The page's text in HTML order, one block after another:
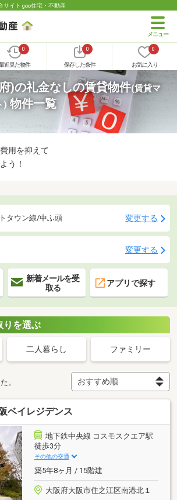
サイト goo住宅・不動産
0
近見た物件
0
保存した条件
0
お気に入り
)の礼金なしの賃貸物件(賃貸マ
) 物件一覧
用を抑えて
う！
タウン線/中ふ頭 変更する
変更する
新着メールを受
取る
アプリで探す
りを選ぶ
二人暮らし ファミリー
。
ベイレジデンス
地下鉄中央線 コスモスクエア駅
徒歩3分
その他の交通
築5年8ヶ月 / 15階建
大阪府大阪市住之江区南港北１